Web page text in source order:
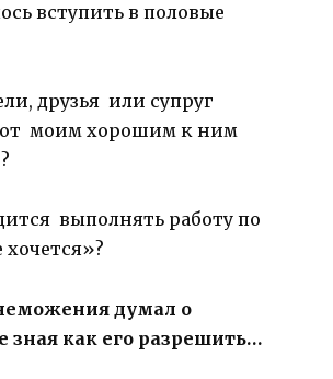
вступить в половые
друзья или супруг
моим хорошим к ним
выполнять работу по
думал о
зная как его разрешить…